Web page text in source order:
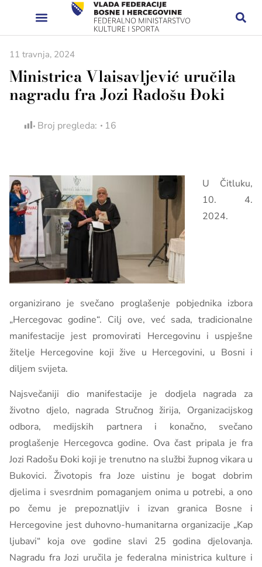
11 travnja, 2024
Ministrica Vlaisavljević uručila
nagradu fra Jozi Radošu Đoki
Broj pregleda: 16
U Čitluku,
10. 4.
2024.
organizirano je svečano proglašenje pobjednika izbora
„Hercegovac godine“. Cilj ove, već sada, tradicionalne
manifestacije jest promovirati Hercegovinu i uspješne
žitelje Hercegovine koji žive u Hercegovini, u Bosni i
diljem svijeta.
Najsvečaniji dio manifestacije je dodjela nagrada za
životno djelo, nagrada Stručnog žirija, Organizacijskog
odbora, medijskih partnera i konačno, svečano
proglašenje Hercegovca godine. Ova čast pripala je fra
Jozi Radošu Đoki koji je trenutno na službi župnog vikara u
Bukovici. Životopis fra Joze uistinu je bogat dobrim
djelima i svesrdnim pomaganjem onima u potrebi, a ono
po čemu je prepoznatljiv i izvan granica Bosne i
Hercegovine jest duhovno-humanitarna organizacije „Kap
ljubavi“ koja ove godine slavi 25 godina djelovanja.
Nagradu fra Jozi uručila je federalna ministrica kulture i